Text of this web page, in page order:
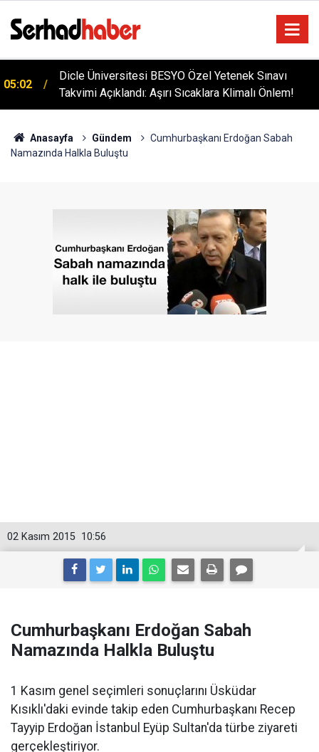
05:02
Dicle Üniversitesi BESYO Özel Yetenek Sınavı
Takvimi Açıklandı: Aşırı Sıcaklara Klimalı Önlem!
Anasayfa Gündem
Cumhurbaşkanı Erdoğan Sabah
Namazında Halkla Buluştu
10:56
02 Kasım 2015
Cumhurbaşkanı Erdoğan Sabah
Namazında Halkla Buluştu
1 Kasım genel seçimleri sonuçlarını Üsküdar
Kısıklı'daki evinde takip eden Cumhurbaşkanı Recep
Tayyip Erdoğan İstanbul Eyüp Sultan'da türbe ziyareti
gerçekleştiriyor.